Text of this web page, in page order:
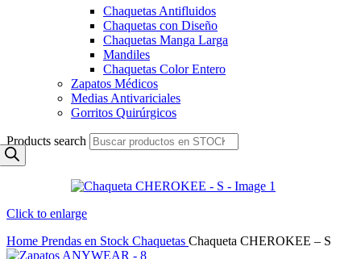
Chaquetas Antifluidos
Chaquetas con Diseño
Chaquetas Manga Larga
Mandiles
Chaquetas Color Entero
Zapatos Médicos
Medias Antivariciales
Gorritos Quirúrgicos
Products search
Click to enlarge
Home Prendas en Stock Chaquetas Chaqueta CHEROKEE – S